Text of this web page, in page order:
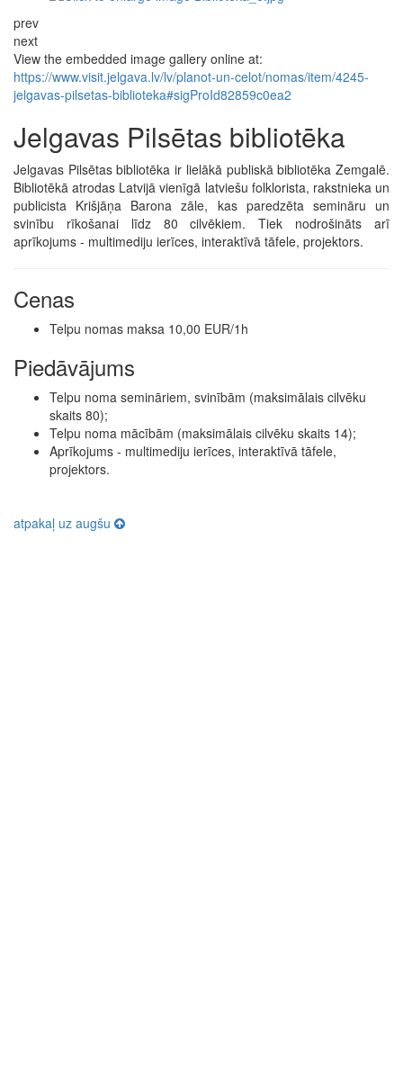
prev
next
View the embedded image gallery online at:
https://www.visit.jelgava.lv/lv/planot-un-celot/nomas/item/4245-
jelgavas-pilsetas-biblioteka#sigProId82859c0ea2
Jelgavas Pilsētas bibliotēka
Jelgavas Pilsētas bibliotēka ir lielākā publiskā bibliotēka Zemgalē.
Bibliotēkā atrodas Latvijā vienīgā latviešu folklorista, rakstnieka un
publicista Krišjāņa Barona zāle, kas paredzēta semināru un
svinību rīkošanai līdz 80 cilvēkiem. Tiek nodrošināts arī
aprīkojums - multimediju ierīces, interaktīvā tāfele, projektors.
Cenas
Telpu nomas maksa 10,00 EUR/1h
Piedāvājums
Telpu noma semināriem, svinībām (maksimālais cilvēku
skaits 80);
Telpu noma mācībām (maksimālais cilvēku skaits 14);
Aprīkojums - multimediju ierīces, interaktīvā tāfele,
projektors.
atpakaļ uz augšu